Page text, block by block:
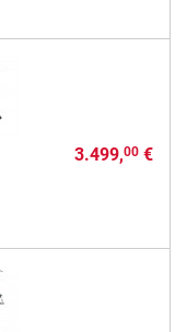
3.499,00€